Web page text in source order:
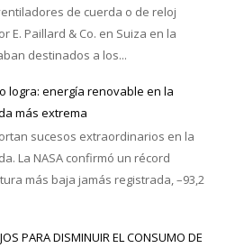
de cuerda o de reloj
E. Paillard & Co. en Suiza en la
destinados a los...
logra: energía renovable en la
más extrema
sucesos extraordinarios en la
La NASA confirmó un récord
más baja jamás registrada, –93,2
PARA DISMINUIR EL CONSUMO DE